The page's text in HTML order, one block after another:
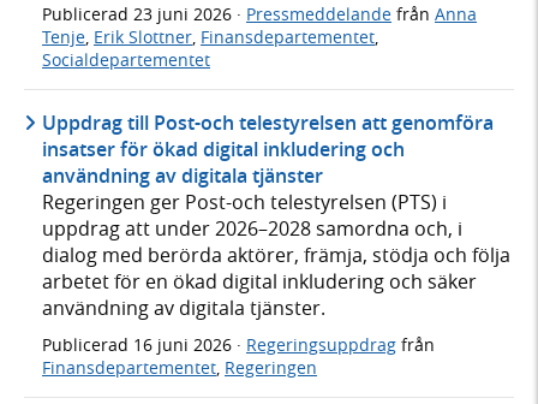
Publicerad 23 juni 2026 · Pressmeddelande från Anna
Tenje, Erik Slottner, Finansdepartementet,
Socialdepartementet
Uppdrag till Post-och telestyrelsen att genomföra
insatser för ökad digital inkludering och
användning av digitala tjänster
Regeringen ger Post-och telestyrelsen (PTS) i
uppdrag att under 2026–2028 samordna och, i
dialog med berörda aktörer, främja, stödja och följa
arbetet för en ökad digital inkludering och säker
användning av digitala tjänster.
Publicerad 16 juni 2026 · Regeringsuppdrag från
Finansdepartementet Regeringen